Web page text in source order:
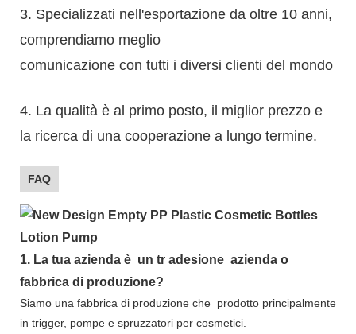
3. Specializzati nell'esportazione da oltre 10 anni,
comprendiamo meglio
comunicazione con tutti i diversi clienti del mondo
4. La qualità è al primo posto, il miglior prezzo e
la ricerca di una cooperazione a lungo termine.
FAQ
1. La tua azienda è un tr adesione azienda o
fabbrica di produzione?
Siamo una fabbrica di produzione che prodotto principalmente
in trigger, pompe e spruzzatori per cosmetici.